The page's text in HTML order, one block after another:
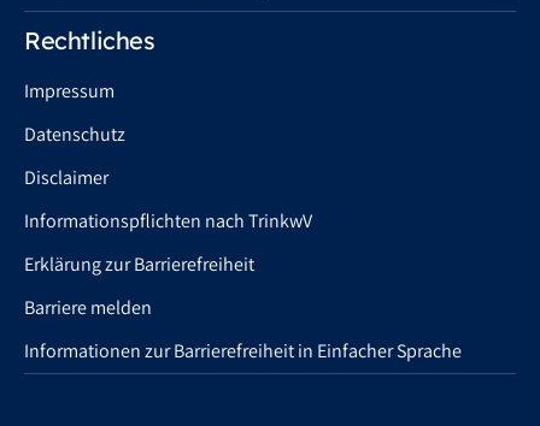
Rechtliches
Impressum
Datenschutz
Disclaimer
Informationspflichten nach TrinkwV
Erklärung zur Barrierefreiheit
Barriere melden
Informationen zur Barrierefreiheit in Einfacher Sprache